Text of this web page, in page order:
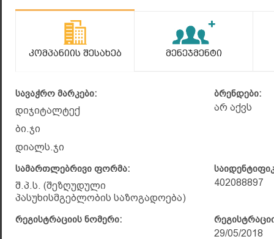
Კომპანიის Შესახებ Მენეჯმენტი
სავაჭრო მარკები:
დიჯიტალტექ
ბი.ჯი
დიალს.ჯი
ბრენდები:
არ აქვს
სამართლებრივი ფორმა:
შ.პ.ს. (შეზღუდული
პასუხისმგებლობის საზოგადოება)
402088897
რეგისტრაციის ნომერი:
29/05/2018